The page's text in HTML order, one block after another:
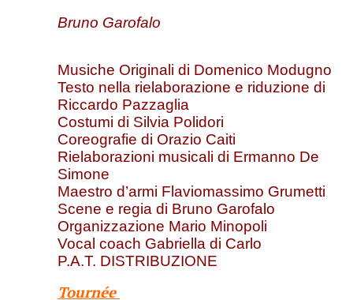
Bruno Garofalo
Musiche Originali di Domenico Modugno
Testo nella rielaborazione e riduzione di
Riccardo Pazzaglia
Costumi di Silvia Polidori
Coreografie di Orazio Caiti
Rielaborazioni musicali di Ermanno De
Simone
Maestro d’armi Flaviomassimo Grumetti
Scene e regia di Bruno Garofalo
Organizzazione Mario Minopoli
Vocal coach Gabriella di Carlo
P.A.T. DISTRIBUZIONE
Tournée